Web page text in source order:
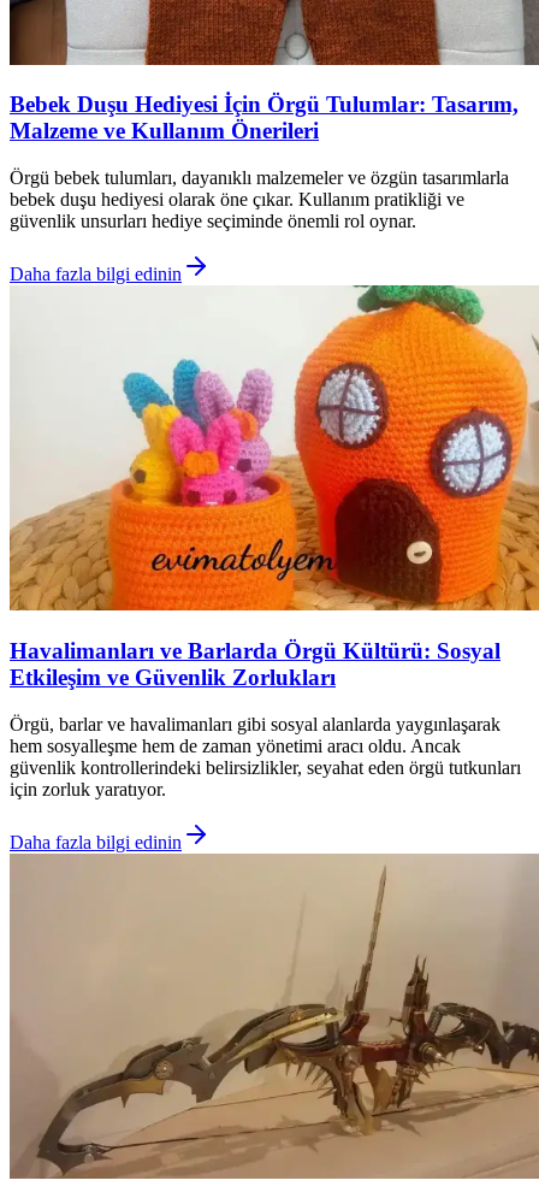
Bebek Duşu Hediyesi İçin Örgü Tulumlar: Tasarım,
Malzeme ve Kullanım Önerileri
Örgü bebek tulumları, dayanıklı malzemeler ve özgün tasarımlarla
bebek duşu hediyesi olarak öne çıkar. Kullanım pratikliği ve
güvenlik unsurları hediye seçiminde önemli rol oynar.
Daha fazla bilgi edinin
Havalimanları ve Barlarda Örgü Kültürü: Sosyal
Etkileşim ve Güvenlik Zorlukları
Örgü, barlar ve havalimanları gibi sosyal alanlarda yaygınlaşarak
hem sosyalleşme hem de zaman yönetimi aracı oldu. Ancak
güvenlik kontrollerindeki belirsizlikler, seyahat eden örgü tutkunları
için zorluk yaratıyor.
Daha fazla bilgi edinin